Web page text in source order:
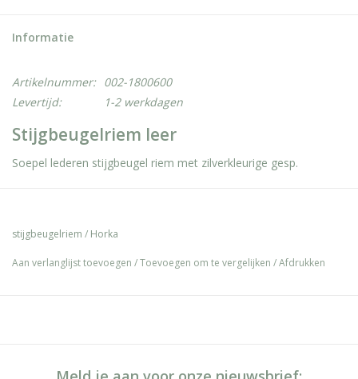
Informatie
Artikelnummer: 002-1800600
Levertijd:
1-2 werkdagen
Stijgbeugelriem leer
Soepel lederen stijgbeugel riem met zilverkleurige gesp.
stijgbeugelriem / Horka
Aan verlanglijst toevoegen /Toevoegen om te vergelijken /Afdrukken